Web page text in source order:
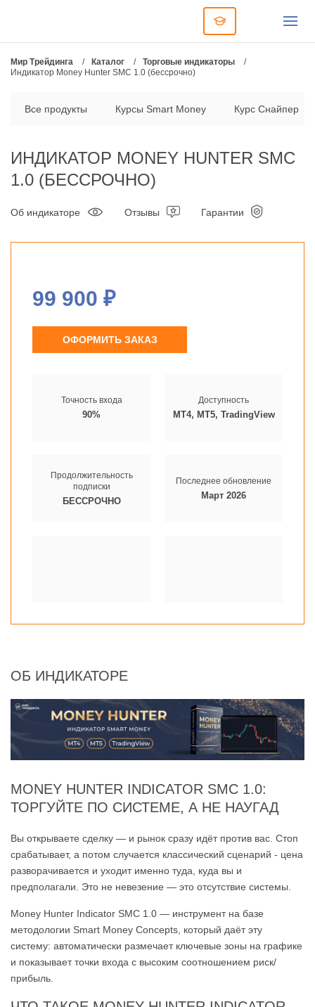
Мир Трейдинга / Каталог / Торговые индикаторы
/
Индикатор Money Hunter SMC 1.0 (бессрочно)
Все продукты Курсы Smart Money Курс Снайпер
ИНДИКАТОР MONEY HUNTER SMC
1.0 (БЕССРОЧНО)
Об индикаторе Отзывы Гарантии
99 900 ₽
ОФОРМИТЬ ЗАКАЗ
Точность входа
90%
Доступность
MT4, MT5, TradingView
Продолжительность
подписки
БЕССРОЧНО
Последнее обновление
Март 2026
ОБ ИНДИКАТОРЕ
MONEY HUNTER INDICATOR SMC 1.0:
ТОРГУЙТЕ ПО СИСТЕМЕ, А НЕ НАУГАД
Вы открываете сделку — и рынок сразу идёт против вас. Стоп
срабатывает, а потом случается классический сценарий - цена
разворачивается и уходит именно туда, куда вы и
предполагали. Это не невезение — это отсутствие системы.
Money Hunter Indicator SMC 1.0 — инструмент на базе
методологии Smart Money Concepts, который даёт эту
систему: автоматически размечает ключевые зоны на графике
и показывает точки входа с высоким соотношением риск/
прибыль.